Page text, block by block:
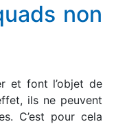
non
et font l’objet de
ils ne peuvent
C’est pour cela